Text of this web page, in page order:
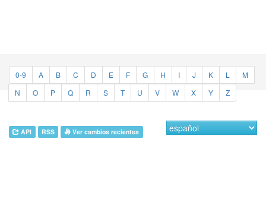
0-9 A B C D E F G H I J K L
M
N
O P Q R S T U V W X Y Z
API RSS Ver cambios recientes